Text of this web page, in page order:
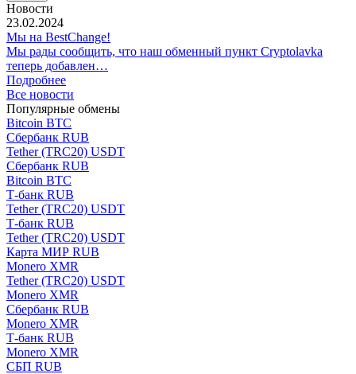
Новости
23.02.2024
Мы на BestChange!
Мы рады сообщить, что наш обменный пункт Cryptolavka
теперь добавлен…
Подробнее
Все новости
Популярные обмены
Bitcoin BTC
Сбербанк RUB
Tether (TRC20) USDT
Сбербанк RUB
Bitcoin BTC
Т-банк RUB
Tether (TRC20) USDT
Т-банк RUB
Tether (TRC20) USDT
Карта МИР RUB
Monero XMR
Tether (TRC20) USDT
Monero XMR
Сбербанк RUB
Monero XMR
Т-банк RUB
Monero XMR
СБП RUB